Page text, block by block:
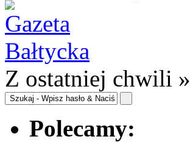
Z ostatniej chwili »
Polecamy: